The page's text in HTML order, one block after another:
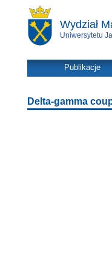
Wydział
Uniwersytetu
Publikacje
Delta-gamma